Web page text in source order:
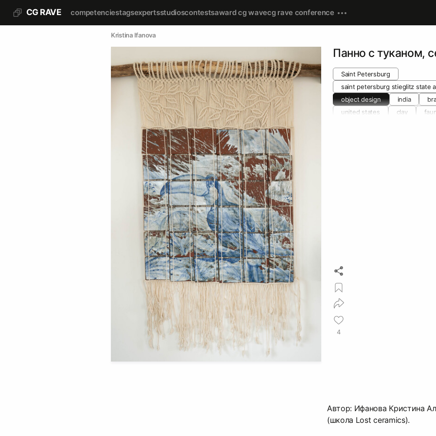
CG RAVE competenciestagsexpertsstudioscontestsaward cg wavecg rave conference
Kristina Ifanova
Панно с туканом,
Saint Petersburg
saint petersburg stieglitz state
object design
india
united states
clay
4
Автор: Ифанова Кристина
(школа Lost ceramics).